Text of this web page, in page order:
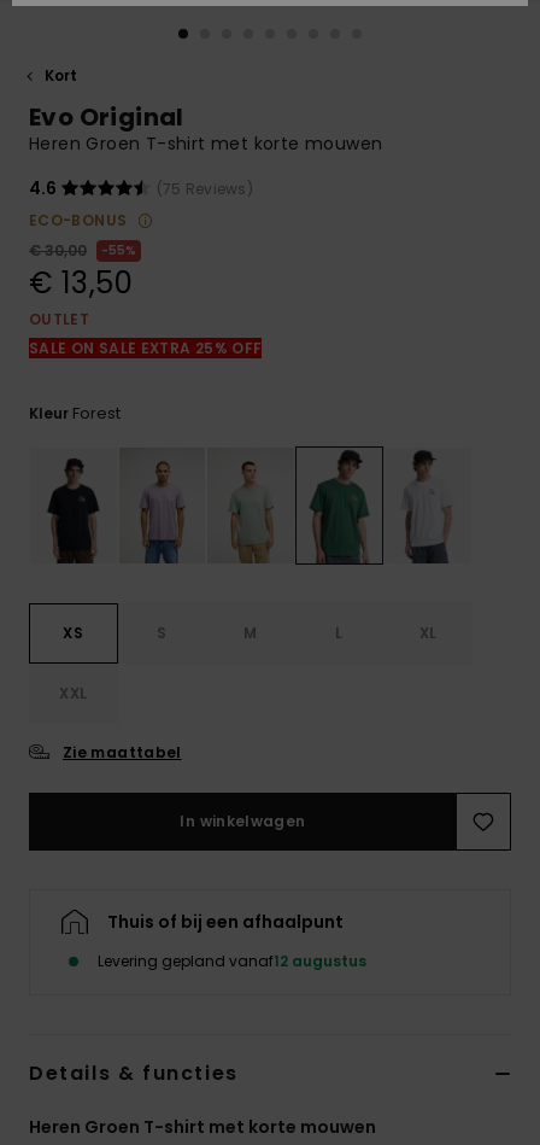
de meest
vragen en ons
contactformulier.
VERLANGLIJST
Kort
Evo Original
Heren Groen T-shirt met korte mouwen
4.6
(75 Reviews)
ECO-BONUS
€ 30,00
55%
€ 13,50
OUTLET
SALE ON SALE EXTRA 25% OFF
Kleur Forest
XS S M L XL
XXL
Zie maattabel
In winkelwagen
Thuis of bij een afhaalpunt
Levering gepland vanaf12 augustus
Details & functies
Heren Groen T-shirt met korte mouwen